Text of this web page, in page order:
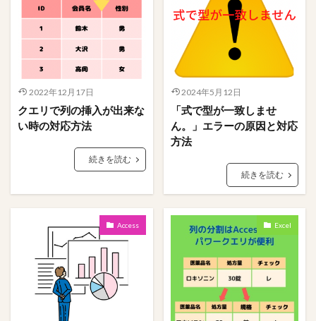
2022年12月17日
クエリで列の挿入が出来な
い時の対応方法
続きを読む
2024年5月12日
「式で型が一致しませ
ん。」エラーの原因と対応
方法
続きを読む
Access Excel